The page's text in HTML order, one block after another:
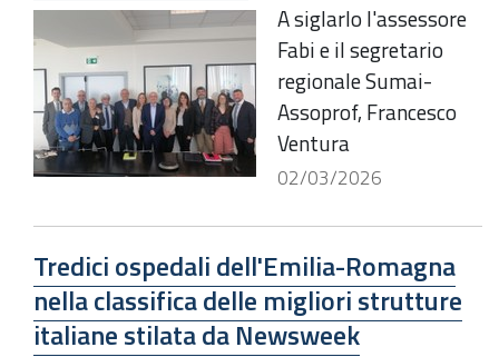
A siglarlo l'assessore
Fabi e il segretario
regionale Sumai-
Assoprof, Francesco
Ventura
02/03/2026
Tredici ospedali dell'Emilia-Romagna
nella classifica delle migliori strutture
italiane stilata da Newsweek